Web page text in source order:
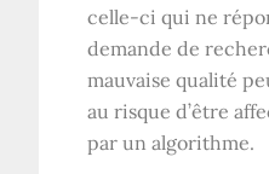
celle-ci qui ne
demande de
mauvaise qualité
au risque d’être
par un algorithme.